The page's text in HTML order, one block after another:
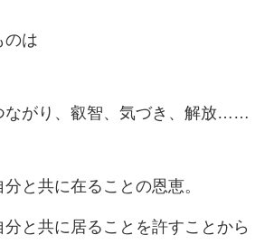
のは
ながり、叡智、気づき、解放……
と共に在ることの恩恵。
と共に居ることを許すことから